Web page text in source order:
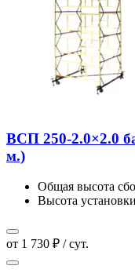
ВСП 250-2.0×2.0
м.)
Общая высота
Высота
от 1 730 ₽ / сут.